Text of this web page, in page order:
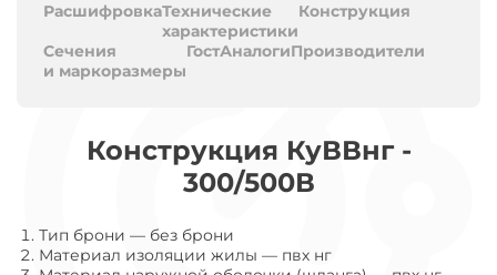
РасшифровкаТехнические
характеристики
Конструкция
Сечения
и маркоразмеры
ГостАналогиПроизводители
Конструкция КуВВнг -
300/500В
Тип брони — без брони
Материал изоляции жилы — пвх нг